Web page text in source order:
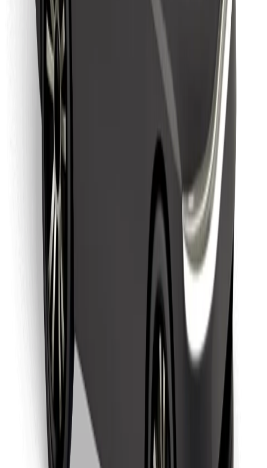
Cookies
Segurança
Uma viagem em poucos minutos!
Encontra o teu prato favorito!